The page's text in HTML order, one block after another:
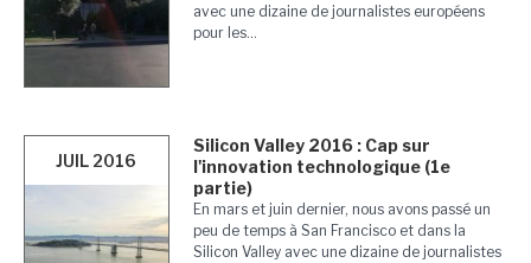
avec une dizaine de journalistes européens
pour les...
JUIL 2016
Silicon Valley 2016 : Cap sur
l'innovation technologique (1e
partie)
En mars et juin dernier, nous avons passé un
peu de temps à San Francisco et dans la
Silicon Valley avec une dizaine de journalistes